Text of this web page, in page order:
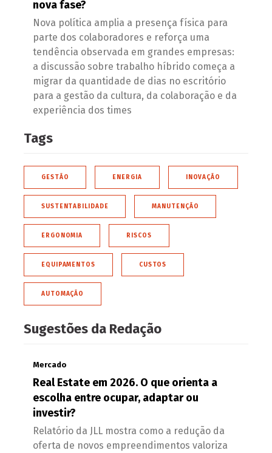
nova fase?
Nova política amplia a presença física para
parte dos colaboradores e reforça uma
tendência observada em grandes empresas:
a discussão sobre trabalho híbrido começa a
migrar da quantidade de dias no escritório
para a gestão da cultura, da colaboração e da
experiência dos times
Tags
GESTÃO ENERGIA INOVAÇÃO
SUSTENTABILIDADE MANUTENÇÃO
ERGONOMIA RISCOS
EQUIPAMENTOS CUSTOS
AUTOMAÇÃO
Sugestões da Redação
Mercado
Real Estate em 2026. O que orienta a
escolha entre ocupar, adaptar ou
investir?
Relatório da JLL mostra como a redução da
oferta de novos empreendimentos valoriza